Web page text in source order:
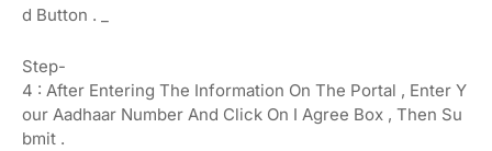
D Button .
Step-
4 : After Entering The Information On The Portal , Enter Y
Our Aadhaar Number And Click On I Agree Box , Then Su
Bmit .